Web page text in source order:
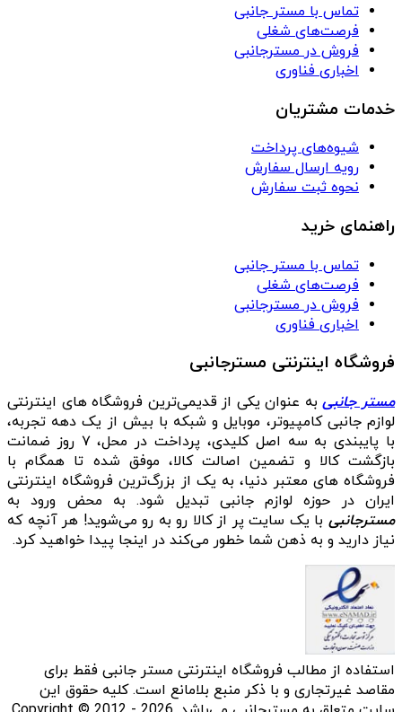
تماس با مستر جانبی
فرصت‌های شغلی
فروش در مسترجانبی
اخباری فناوری
خدمات مشتریان
شیوه‌های پرداخت
رویه ارسال سفارش
نحوه ثبت سفارش
راهنمای خرید
تماس با مستر جانبی
فرصت‌های شغلی
فروش در مسترجانبی
اخباری فناوری
فروشگاه اینترنتی مسترجانبی
مستر جانبیبه عنوان یکی از قدیمی‌ترین فروشگاه های اینترنتی
لوازم جانبی کامپیوتر، موبایل و شبکه با بیش از یک دهه تجربه،
با پایبندی به سه اصل کلیدی، پرداخت در محل، ۷ روز ضمانت
بازگشت کالا و تضمین اصالت کالا، موفق شده تا همگام با
فروشگاه‌ های معتبر دنیا، به یک از بزرگ‌ترین فروشگاه اینترنتی
ایران در حوزه لوازم جانبی تبدیل شود. به محض ورود به
مسترجانبی با یک سایت پر از کالا رو به رو می‌شوید! هر آنچه که
نیاز دارید و به ذهن شما خطور می‌کند در اینجا پیدا خواهید کرد.
استفاده از مطالب فروشگاه اینترنتی مستر جانبی فقط برای
مقاصد غیرتجاری و با ذکر منبع بلامانع است. کلیه حقوق این